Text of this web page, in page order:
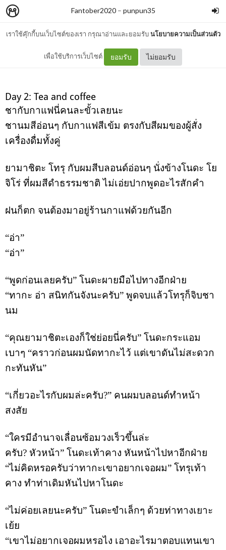
เราใช้คุ๊กกี้บนเว็บไซต์ของเรา กรุณาอ่านและยอมรับนโยบายความเป็นส่วนตัว
เพื่อใช้บริการเว็บไซต์ ยอมรับ ไม่ยอมรับ
Fantober2020– punpun35
Day 2: Tea and coffee
Day 2: Tea and coffee
ชากับกาแฟนี่คนละขั้วเลยนะ
ชานมสีอ่อนๆ กับกาแฟสีเข้ม ตรงกับสีผมของผู้สั่ง
เครื่องดื่มทั้งคู่
ยามาชิตะ โทรุ กับผมสีบลอนด์อ่อนๆ นั่งข้างโนดะ โย
จิโร่ ที่ผมสีดำธรรมชาติ ไม่เอ่ยปากพูดอะไรสักคำ
ฝนก็ตก จนต้องมาอยู่ร้านกาแฟด้วยกันอีก
“อ่า”
“อ่า”
“พูดก่อนเลยครับ” โนดะผายมือไปทางอีกฝ่าย
“ทากะ อ่า สนิทกันจังนะครับ” พูดจบแล้วโทรุก็จิบชา
นม
“คุณยามาชิตะเองก็ใช่ย่อยนี่ครับ” โนดะกระแอม
เบาๆ “คราวก่อนผมนัดทากะไว้ แต่เขาดันไม่สะดวก
กะทันหัน”
“เกี่ยวอะไรกับผมล่ะครับ?” คนผมบลอนด์ทำหน้า
สงสัย
“ใครมีอำนาจเลื่อนซ้อมวงเร็วขึ้นล่ะ
ครับ? หัวหน้า” โนดะเท้าคาง หันหน้าไปหาอีกฝ่าย
“ไม่คิดหรอครับว่าทากะเขาอยากเจอผม” โทรุเท้า
คาง ทำท่าเดิมหันไปหาโนดะ
“ไม่ค่อยเลยนะครับ” โนดะขำเล็กๆ ด้วยท่าทางเยาะ
เย้ย
“เขาไม่อยากเจอผมหรอไง เอาอะไรมาตอบแทนเขา